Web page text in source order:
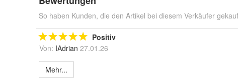
So haben Kunden, die den Artikel bei diesem Verkäufer
Positiv
Von: IAdrian 27.01.26
Mehr...